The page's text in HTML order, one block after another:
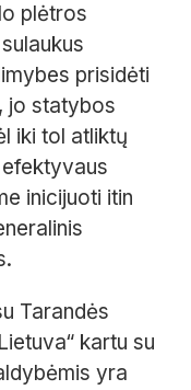
plėtros
prisidėti
jo statybos
iki tol atliktų
inicijuoti itin
Tarandės
kartu su
yra